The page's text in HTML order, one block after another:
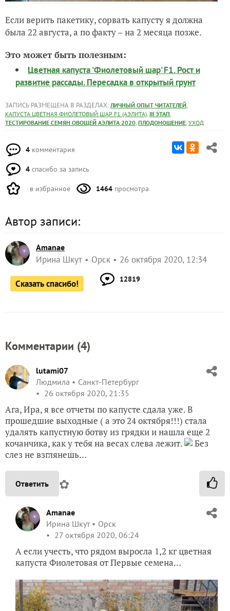
Если верить пакетику, сорвать капусту я должна
была 22 августа, а по факту – на 2 месяца позже.
Это может быть полезным:
Цветная капуста 'Фиолетовый шар' F1. Рост и
развитие рассады. Пересадка в открытый грунт
ЗАПИСЬ РАЗМЕЩЕНА В РАЗДЕЛАХ: ЛИЧНЫЙ ОПЫТ ЧИТАТЕЛЕЙ,
КАПУСТА ЦВЕТНАЯ ФИОЛЕТОВЫЙ ШАР F1 (АЭЛИТА), III ЭТАП,
ТЕСТИРОВАНИЕ СЕМЯН ОВОЩЕЙ АЭЛИТА 2020, ПЛОДОНОШЕНИЕ, УХОД
4 комментария
4 спасибо за запись
в избранное 1464 просмотра
Автор записи:
Amanae
Ирина Шкут Орск 26 октября 2020, 12:34
Сказать спасибо! 12819
Комментарии (4)
lutami07
Людмила
Санкт-Петербург
26 октября 2020, 21:35
Ага, Ира, я все отчеты по капусте сдала уже. В
прошедшие выходные ( а это 24 октября!!!) стала
удалять капустную ботву из грядки и нашла еще 2
кочанчика, как у тебя на весах слева лежит.
Без
слез не взглянешь…
Ответить ✿
Amanae
Ирина Шкут
Орск
27 октября 2020, 06:24
А если учесть, что рядом выросла 1,2 кг цветная
капуста Фиолетовая от Первые семена…